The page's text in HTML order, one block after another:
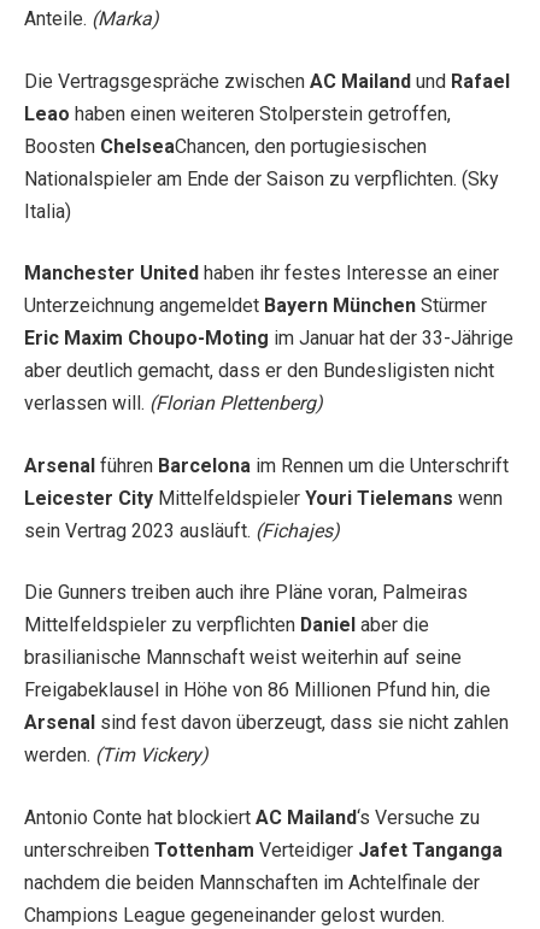
Anteile. (Marka)
Die Vertragsgespräche zwischen AC Mailand und Rafael
Leao haben einen weiteren Stolperstein getroffen,
Boosten ChelseaChancen, den portugiesischen
Nationalspieler am Ende der Saison zu verpflichten. (Sky
Italia)
Manchester United haben ihr festes Interesse an einer
Unterzeichnung angemeldet Bayern München Stürmer
Eric Maxim Choupo-Moting im Januar hat der 33-Jährige
aber deutlich gemacht, dass er den Bundesligisten nicht
verlassen will. (Florian Plettenberg)
Arsenal führen Barcelona im Rennen um die Unterschrift
Leicester City Mittelfeldspieler Youri Tielemans wenn
sein Vertrag 2023 ausläuft. (Fichajes)
Die Gunners treiben auch ihre Pläne voran, Palmeiras
Mittelfeldspieler zu verpflichten Daniel aber die
brasilianische Mannschaft weist weiterhin auf seine
Freigabeklausel in Höhe von 86 Millionen Pfund hin, die
Arsenal sind fest davon überzeugt, dass sie nicht zahlen
werden. (Tim Vickery)
Antonio Conte hat blockiert AC Mailand‘s Versuche zu
unterschreiben Tottenham Verteidiger Jafet Tanganga
nachdem die beiden Mannschaften im Achtelfinale der
Champions League gegeneinander gelost wurden.